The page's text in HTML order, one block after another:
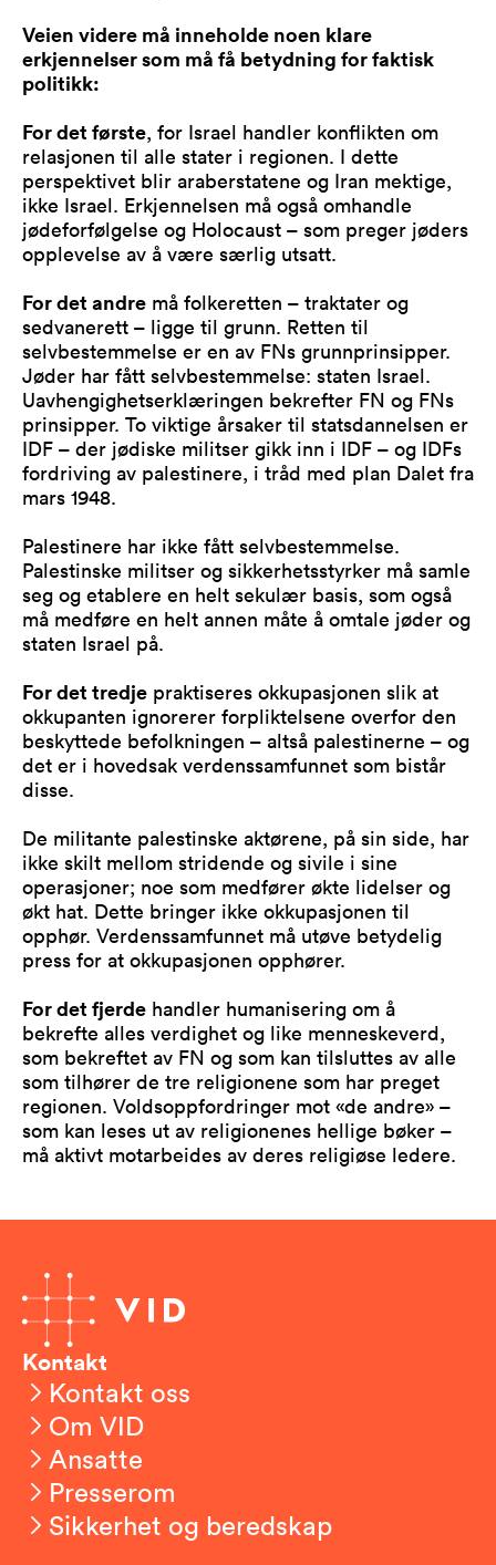
Veien videre må inneholde noen klare
erkjennelser som må få betydning for faktisk
politikk:
For det første, for Israel handler konflikten om
relasjonen til alle stater i regionen. I dette
perspektivet blir araberstatene og Iran mektige,
ikke Israel. Erkjennelsen må også omhandle
jødeforfølgelse og Holocaust – som preger jøders
opplevelse av å være særlig utsatt.
For det andre må folkeretten – traktater og
sedvanerett – ligge til grunn. Retten til
selvbestemmelse er en av FNs grunnprinsipper.
Jøder har fått selvbestemmelse: staten Israel.
Uavhengighetserklæringen bekrefter FN og FNs
prinsipper. To viktige årsaker til statsdannelsen er
IDF – der jødiske militser gikk inn i IDF – og IDFs
fordriving av palestinere, i tråd med plan Dalet fra
mars 1948.
Palestinere har ikke fått selvbestemmelse.
Palestinske militser og sikkerhetsstyrker må samle
seg og etablere en helt sekulær basis, som også
må medføre en helt annen måte å omtale jøder og
staten Israel på.
For det tredje praktiseres okkupasjonen slik at
okkupanten ignorerer forpliktelsene overfor den
beskyttede befolkningen – altså palestinerne – og
det er i hovedsak verdenssamfunnet som bistår
disse.
De militante palestinske aktørene, på sin side, har
ikke skilt mellom stridende og sivile i sine
operasjoner; noe som medfører økte lidelser og
økt hat. Dette bringer ikke okkupasjonen til
opphør. Verdenssamfunnet må utøve betydelig
press for at okkupasjonen opphører.
For det fjerde handler humanisering om å
bekrefte alles verdighet og like menneskeverd,
som bekreftet av FN og som kan tilsluttes av alle
som tilhører de tre religionene som har preget
regionen. Voldsoppfordringer mot «de andre» –
som kan leses ut av religionenes hellige bøker –
må aktivt motarbeides av deres religiøse ledere.
Kontakt
Kontakt oss
Om VID
Ansatte
Presserom
Sikkerhet og beredskap